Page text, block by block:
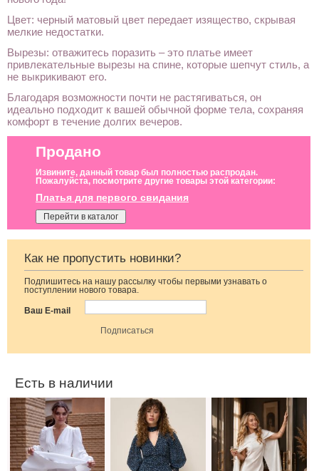
Цвет: черный матовый цвет передает изящество, скрывая
мелкие недостатки.
Вырезы: отважитесь поразить – это платье имеет
привлекательные вырезы на спине, которые шепчут стиль, а
не выкрикивают его.
Благодаря возможности почти не растягиваться, он
идеально подходит к вашей обычной форме тела, сохраняя
комфорт в течение долгих вечеров.
Продано
Извините, данный товар был полностью распродан.
Пожалуйста, посмотрите другие товары этой категории:
Платья для первого свидания
Перейти в каталог
Как не пропустить новинки?
Подпишитесь на нашу рассылку чтобы первыми узнавать о
поступлении нового товара.
Ваш E-mail
Есть в наличии
Коктейльное
короткое платье-
шорты белого
цвета
Легкое
шифоновое
с цветочным
принтом
Вечернее платье